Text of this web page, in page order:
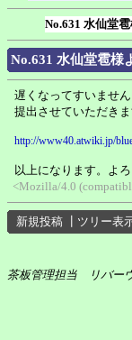
No.631 水仙堂
No.631 水仙堂雹様
遅くなってすいませ
提出させていただきま
http://www40.atwiki.jp/
以上になります。よ
<Mozilla/4.0
新規投稿 ツリー表
茶板管理担当 リバー